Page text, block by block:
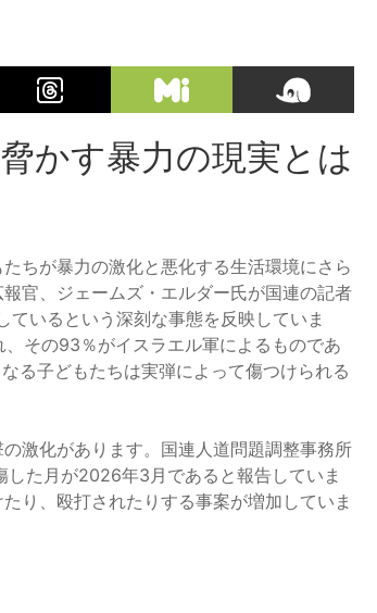
かす暴力の現実とは
ちが暴力の激化と悪化する生活環境にさら
官、ジェームズ・エルダー氏が国連の記者
いるという深刻な事態を反映していま
その93％がイスラエル軍によるものであ
る子どもたちは実弾によって傷つけられる
激化があります。国連人道問題調整事務所
た月が2026年3月であると報告していま
り、殴打されたりする事案が増加していま